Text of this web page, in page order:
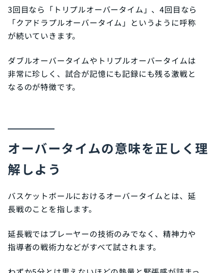
3回目なら「トリプルオーバータイム」、4回目なら
「クアドラプルオーバータイム」というように呼称
が続いていきます。
ダブルオーバータイムやトリプルオーバータイムは
非常に珍しく、試合が記憶にも記録にも残る激戦と
なるのが特徴です。
オーバータイムの意味を正しく理
解しよう
バスケットボールにおけるオーバータイムとは、延
長戦のことを指します。
延長戦ではプレーヤーの技術のみでなく、精神力や
指導者の戦術力などがすべて試されます。